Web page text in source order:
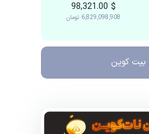
$
6,829,098,908 تومان
بیت کوین